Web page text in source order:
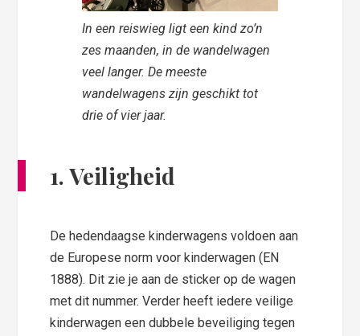
In een reiswieg ligt een kind zo’n
zes maanden, in de wandelwagen
veel langer. De meeste
wandelwagens zijn geschikt tot
drie of vier jaar.
1. Veiligheid
De hedendaagse kinderwagens voldoen aan
de Europese norm voor kinderwagen (EN
1888). Dit zie je aan de sticker op de wagen
met dit nummer. Verder heeft iedere veilige
kinderwagen een dubbele beveiliging tegen